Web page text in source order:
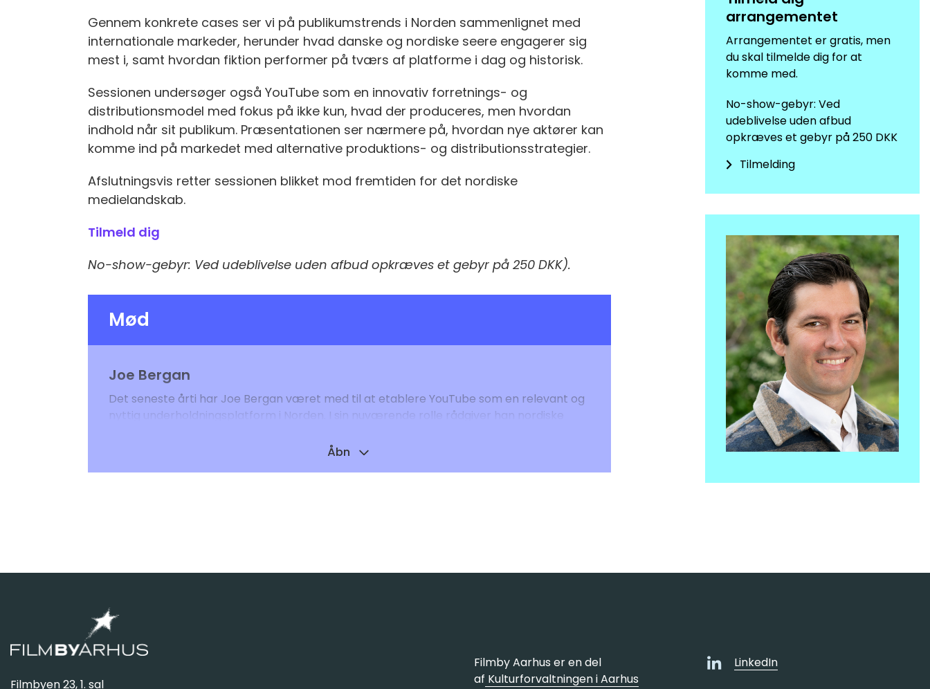
Gennem konkrete cases ser vi på publikumstrends i Norden sammenlignet med
internationale markeder, herunder hvad danske og nordiske seere engagerer sig
mest i, samt hvordan fiktion performer på tværs af platforme i dag og historisk.
Sessionen undersøger også YouTube som en innovativ forretnings- og
distributionsmodel med fokus på ikke kun, hvad der produceres, men hvordan
indhold når sit publikum. Præsentationen ser nærmere på, hvordan nye aktører kan
komme ind på markedet med alternative produktions- og distributionsstrategier.
Afslutningsvis retter sessionen blikket mod fremtiden for det nordiske
medielandskab.
Tilmeld dig
No-show-gebyr: Ved udeblivelse uden afbud opkræves et gebyr på 250 DKK).
Mød
Åbn
Joe Bergan
Det seneste årti har Joe Bergan været med til at etablere YouTube som en relevant og
nyttig underholdningsplatform i Norden. I sin nuværende rolle rådgiver han nordiske
indtjening samt omsætte globale YouTube-strategier til det nordiske marked.
arrangementet
Arrangementet er gratis, men
du skal tilmelde dig for at
komme med.
No-show-gebyr: Ved
udeblivelse uden afbud
opkræves et gebyr på 250 DKK
Tilmelding
Filmbyen 23, 1. sal
Filmby Aarhus er en del
af Kulturforvaltningen i Aarhus
LinkedIn